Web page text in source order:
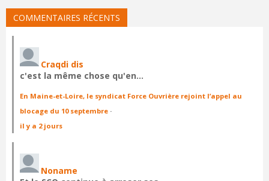
COMMENTAIRES RÉCENTS
Craqdi dis
c'est la même chose qu'en…
En Maine-et-Loire, le syndicat Force Ouvrière rejoint l’appel au
blocage du 10 septembre ·
il y a 2 jours
Noname